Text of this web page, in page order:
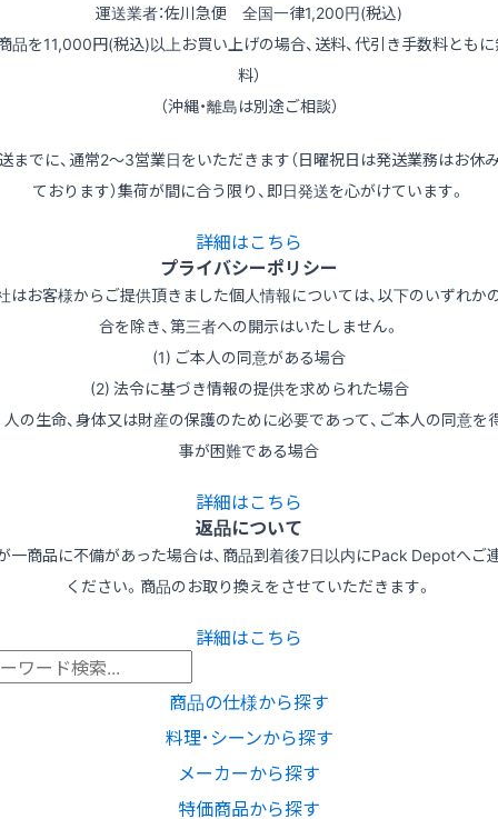
運送業者：佐川急便 全国一律1,200円(税込)
品を11,000円(税込)以上お買い上げの場合、送料、代引き手数料とも
料）
（沖縄・離島は別途ご相談）
までに、通常2～3営業日をいただきます（日曜祝日は発送業務はお休
ております）集荷が間に合う限り、即日発送を心がけています。
詳細はこちら
プライバシーポリシー
はお客様からご提供頂きました個人情報については、以下のいずれか
合を除き、第三者への開示はいたしません。
(1) ご本人の同意がある場合
(2) 法令に基づき情報の提供を求められた場合
の生命、身体又は財産の保護のために必要であって、ご本人の同意を
事が困難である場合
詳細はこちら
返品について
一商品に不備があった場合は、商品到着後7日以内にPack Depotへご
ください。商品のお取り換えをさせていただきます。
詳細はこちら
商品の仕様から探す
料理･シーンから探す
メーカーから探す
特価商品から探す